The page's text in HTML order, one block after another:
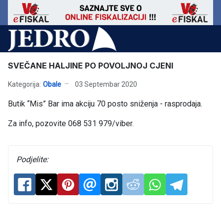
SVEČANE HALJINE PO POVOLJNOJ CJENI
Kategorija: Obale 03 Septembar 2020
Butik “Mis” Bar ima akciju 70 posto sniženja - rasprodaja.
Za info, pozovite 068 531 979/viber.
Podjelite: